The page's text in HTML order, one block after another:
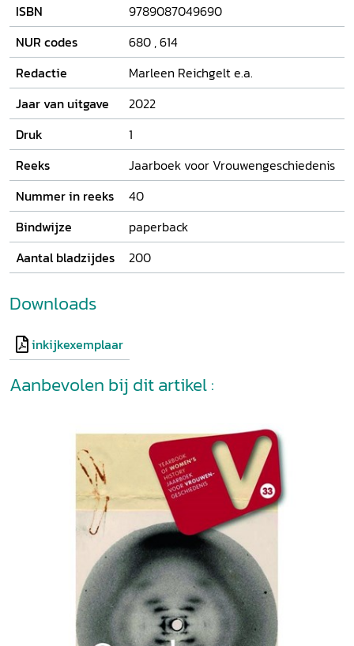
across the Low Countries, revealing not so much the
theoretical underpinnings of the field, but rather how these
theoretical underpinnings find a home in individual
research practices and may be used in surprising ways.
ISBN
9789087049690
NUR codes
680 ,614
Redactie
Marleen Reichgelt e.a.
Jaar van uitgave
2022
Druk
1
Reeks
Jaarboek voor Vrouwengeschiedenis
Nummer in reeks
40
Bindwijze
paperback
Aantal bladzijdes
200
Downloads
inkijkexemplaar
Aanbevolen bij dit artikel :